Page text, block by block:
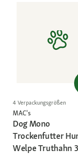
4 Verpackungsgrößen
MAC's
Dog Mono
Trockenfutter
Welpe Truthahn